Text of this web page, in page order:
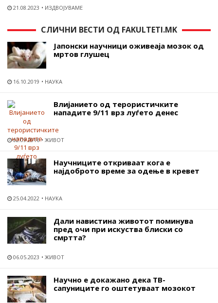
21.08.2023 ИЗДВОЈУВАМЕ
СЛИЧНИ ВЕСТИ ОД FAKULTETI.MK
Јапонски научници оживеаја мозок од
мртов глушец
16.10.2019 НАУКА
Влијанието од терористичките
нападите 9/11 врз луѓето денес
02.09.2016 ЖИВОТ
Научниците откриваат кога е
најдоброто време за одење в кревет
25.04.2022 НАУКА
Дали навистина животот поминува
пред очи при искуства блиски со
смртта?
06.05.2023 ЖИВОТ
Научно е докажано дека ТВ-
сапуниците го оштетуваат мозокот